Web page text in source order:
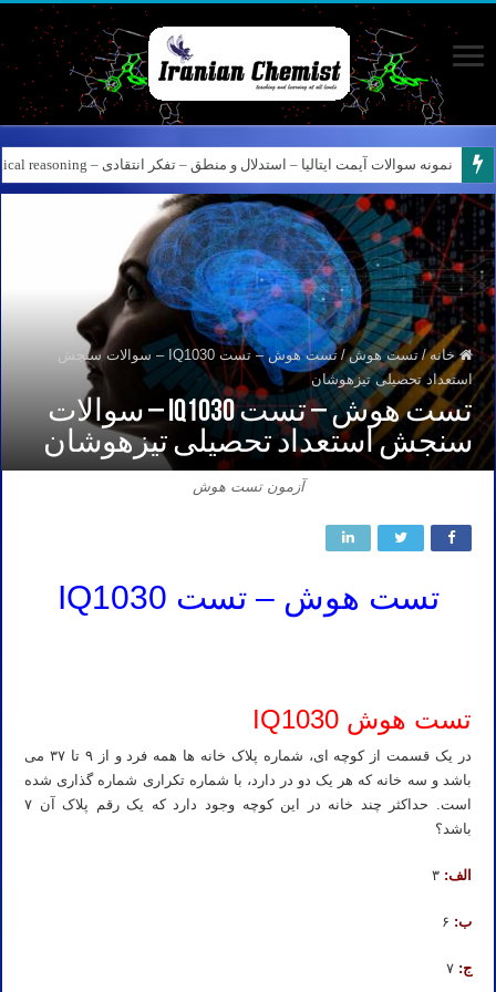
نمونه سوالات آیمت ایتالیا – استدلال و منطق – تفکر انتقادی – Logical reasoning – پارت ۸
کانال آیمت ایتالیا در نرم افزار بله – کانال شیمی آیمت استاد نباتی
خانه / تست هوش /
تست هوش – تست IQ1030 – سوالات سنجش
استعداد تحصیلی تیزهوشان
تست هوش – تست IQ1030 – سوالات
سنجش استعداد تحصیلی تیزهوشان
آزمون تست هوش
تست هوش – تست IQ1030
تست هوش IQ1030
در یک قسمت از کوچه ای، شماره پلاک خانه ها همه فرد و از ۹ تا ۳۷ می
باشد و سه خانه که هر یک دو در دارد، با شماره تکراری شماره گذاری شده
است. حداکثر چند خانه در این کوچه وجود دارد که یک رقم پلاک آن ۷
باشد؟
الف: ۳
ب:
ج: ۷